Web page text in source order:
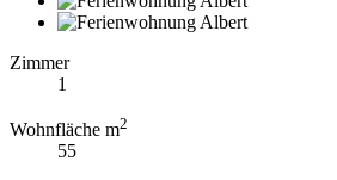
Zimmer
1
Wohnfläche m2
55